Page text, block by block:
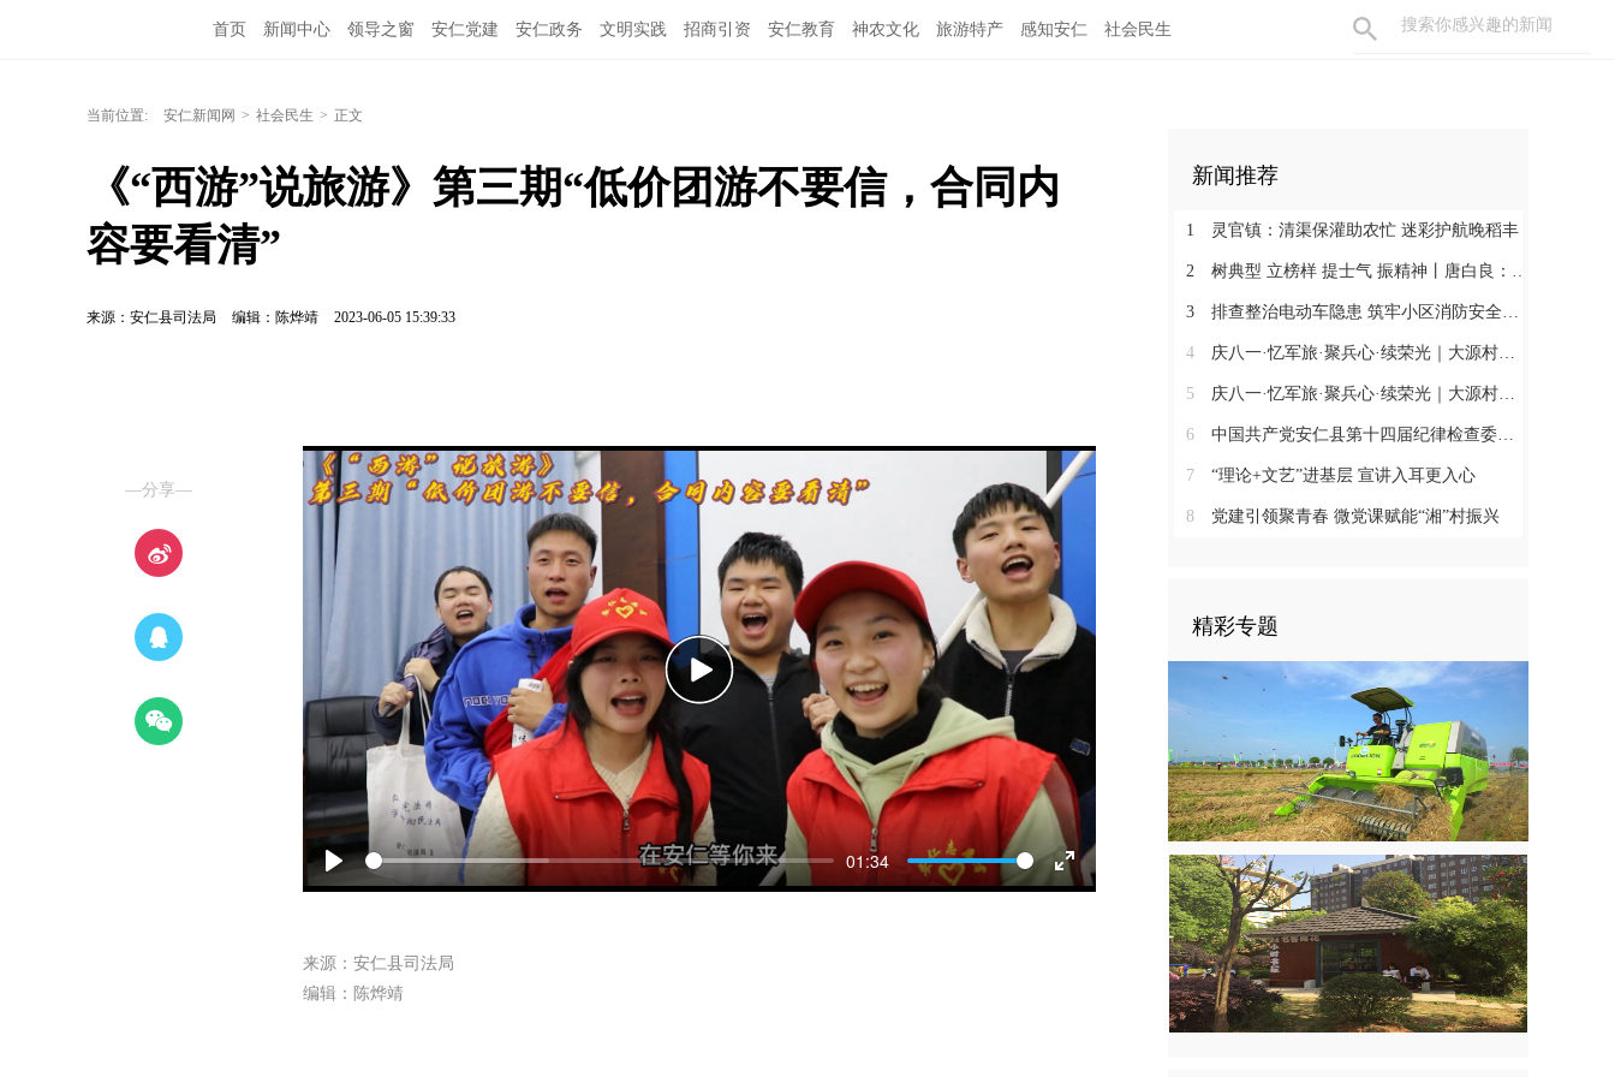
首页 新闻中心 领导之窗 安仁党建 安仁政务 文明实践 招商引资 安仁教育 神农文化 旅游特产 感知安仁 社会民生
当前位置: 安仁新闻网 > 社会民生 > 正文
《“西游”说旅游》第三期“低价团游不要信，合同内
容要看清”
来源：安仁县司法局 编辑：陈烨靖 2023-06-05 15:39:33
—分享—
Play
01:34
Enter
Play
来源：安仁县司法局
编辑：陈烨靖
新闻推荐
1 灵官镇：清渠保灌助农忙 迷彩护航晚稻丰
2 树典型 立榜样 提士气 振精神丨唐白良：三十载丹心映党徽 一腔热血暖万家
3 排查整治电动车隐患 筑牢小区消防安全防线
4 庆八一·忆军旅·聚兵心·续荣光｜大源村退役军人共话初心
5 庆八一·忆军旅·聚兵心·续荣光｜大源村退役军人共话初心
6 中国共产党安仁县第十四届纪律检查委员会召开第一次全体会议
7 “理论+文艺”进基层 宣讲入耳更入心
8 党建引领聚青春 微党课赋能“湘”村振兴
精彩专题